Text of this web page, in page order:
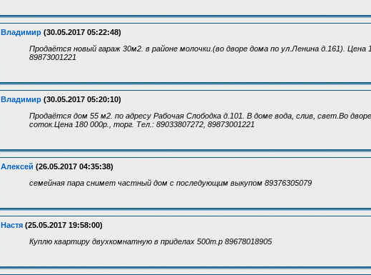
Владимир (30.05.2017 05:22:48)
Продаётся новый гараж 30м2. в районе молочки.(во дворе дома по ул.Ленина д.161). Цена
89873001221
Владимир (30.05.2017 05:20:10)
Продаётся дом 55 м2. по адресу Рабочая Слободка д.101. В доме вода, слив, свет.Во
соток.Цена 180 000р., торг. Тел.: 89033807272, 89873001221
Алексей (26.05.2017 04:35:38)
семейная пара снимет частный дом с последующим выкупом 89376305079
Настя (25.05.2017 19:58:00)
Куплю квартиру двухкомнатную в приделах 500т.р 89678018905